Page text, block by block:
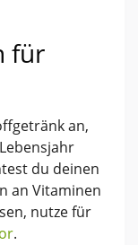
für
an,
du deinen
an Vitaminen
nutze für
.